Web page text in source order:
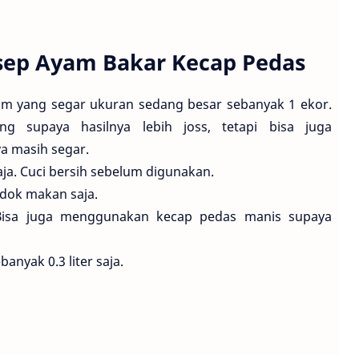
Ayam Bakar Kecap Pedas
yang segar ukuran sedang besar sebanyak 1 ekor.
supaya hasilnya lebih joss, tetapi bisa juga
masih segar.
Cuci bersih sebelum digunakan.
makan saja.
juga menggunakan kecap pedas manis supaya
0.3 liter saja.